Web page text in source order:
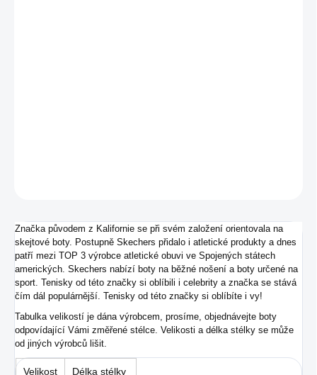
Značka původem z Kalifornie se při svém založení orientovala na
skejtové boty. Postupně Skechers přidalo i atletické produkty a dnes
patří mezi TOP 3 výrobce atletické obuvi ve Spojených státech
amerických. Skechers nabízí boty na běžné nošení a boty určené na
sport. Tenisky od této značky si oblíbili i celebrity a značka se stává
čím dál populárnější. Tenisky od této značky si oblíbíte i vy!
Tabulka velikostí je dána výrobcem, prosíme, objednávejte boty
odpovídající Vámi změřené stélce. Velikosti a délka stélky se může
od jiných výrobců lišit.
Velikost Délka stélky